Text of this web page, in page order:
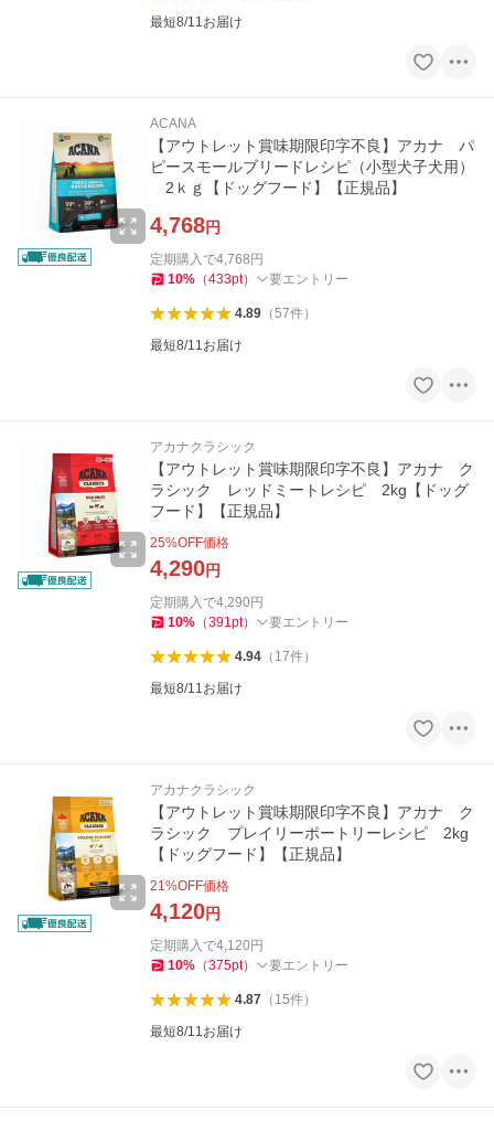
最短8/11お届け
ACANA
【アウトレット賞味期限印字不良】アカナ パ
ピースモールブリードレシピ（小型犬子犬用）
2ｋｇ【ドッグフード】【正規品】
4,768円
定期購入で4,768 円
10% （433pt） 要エントリー
4.89（57件）
最短8/11お届け
アカナクラシック
【アウトレット賞味期限印字不良】アカナ ク
ラシック レッドミートレシピ 2kg【ドッグ
フード】【正規品】
25%OFF価格
4,290円
定期購入で4,290 円
10% （391pt） 要エントリー
4.94（ 17件）
最短8/11お届け
アカナクラシック
【アウトレット賞味期限印字不良】アカナ ク
ラシック プレイリーポートリーレシピ 2kg
【ドッグフード】【正規品】
21%OFF価格
4,120円
定期購入で4,120 円
10% （375pt） 要エントリー
4.87（ 15件）
最短8/11お届け